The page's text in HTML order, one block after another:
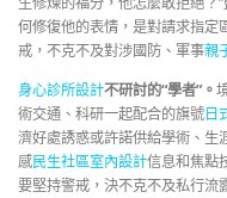
何修復他的表情，是對請求指定
戒，不克不及對涉國防、軍事親
身心診所設計不研討的“學者”。
術交通、科研一起配合的旗號日
濟好處誘惑或許諾供給學術、生
感民生社區室內設計信息和焦點
要堅持警戒，決不克不及私行流